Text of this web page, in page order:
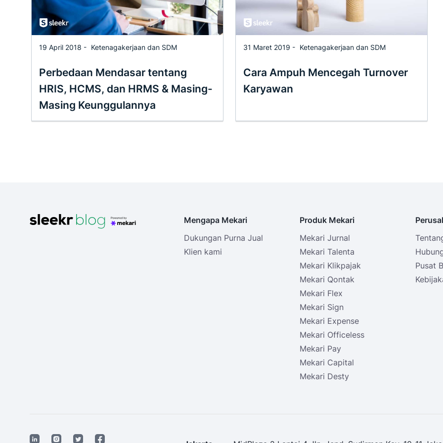
19 April 2018 - Ketenagakerjaan dan SDM
Perbedaan Mendasar tentang
HRIS, HCMS, dan HRMS & Masing-
Masing Keunggulannya
31 Maret 2019 - Ketenagakerjaan dan SDM
Cara Ampuh Mencegah Turnover
Karyawan
Mengapa Mekari
Dukungan Purna Jual
Klien kami
Produk Mekari
Mekari Jurnal
Mekari Talenta
Mekari Klikpajak
Mekari Qontak
Mekari Flex
Mekari Sign
Mekari Expense
Mekari Officeless
Mekari Pay
Mekari Capital
Mekari Desty
Pusat